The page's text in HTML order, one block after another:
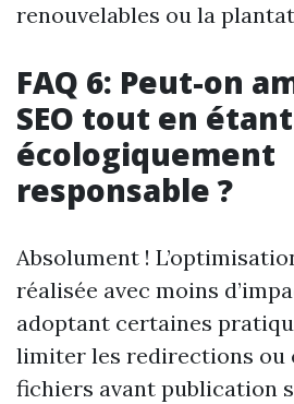
renouvelables ou la
FAQ 6: Peut-on
SEO tout en étant
écologiquement
responsable ?
Absolument !
réalisée avec moins
adoptant certaines
limiter les redirections ou
fichiers avant publication